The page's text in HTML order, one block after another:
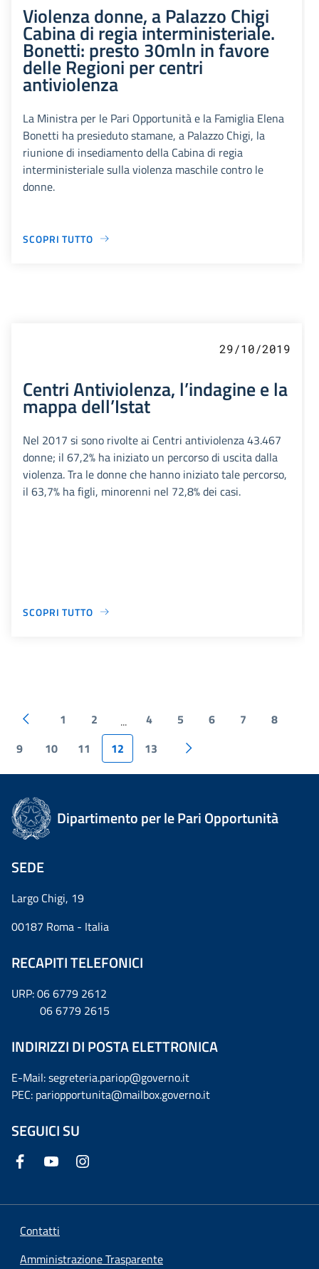
Violenza donne, a Palazzo Chigi
Cabina di regia interministeriale.
Bonetti: presto 30mln in favore
delle Regioni per centri
antiviolenza
La Ministra per le Pari Opportunità e la Famiglia Elena
Bonetti ha presieduto stamane, a Palazzo Chigi, la
riunione di insediamento della Cabina di regia
interministeriale sulla violenza maschile contro le
donne.
SCOPRI TUTTO
29/10/2019
Centri Antiviolenza, l’indagine e la
mappa dell’Istat
Nel 2017 si sono rivolte ai Centri antiviolenza 43.467
donne; il 67,2% ha iniziato un percorso di uscita dalla
violenza. Tra le donne che hanno iniziato tale percorso,
il 63,7% ha figli, minorenni nel 72,8% dei casi.
SCOPRI TUTTO
1 2 ... 4 5 6 7
8
9
10 11 12 13
Dipartimento per le Pari Opportunità
SEDE
Largo Chigi, 19
00187 Roma - Italia
RECAPITI TELEFONICI
URP: 06 6779 2612
06 6779 2615
INDIRIZZI DI POSTA ELETTRONICA
E-Mail: segreteria.pariop@governo.it
PEC: pariopportunita@mailbox.governo.it
SEGUICI SU
Contatti
Amministrazione Trasparente